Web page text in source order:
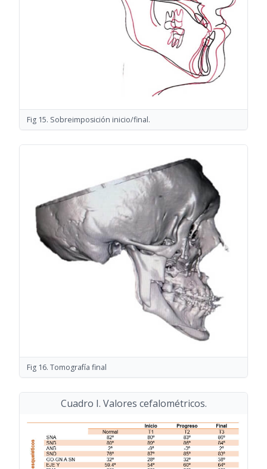
Fig 15. Sobreimposición inicio/final.
Fig 16. Tomografía final
Cuadro I. Valores cefalométricos.